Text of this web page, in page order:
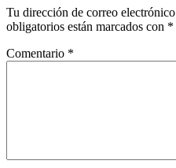
Tu dirección de correo
obligatorios están marcados con *
Comentario *